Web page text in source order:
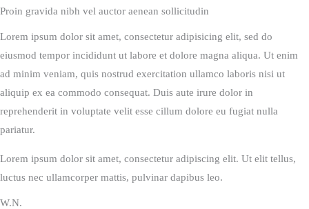
Proin gravida nibh vel auctor aenean sollicitudin
Lorem ipsum dolor sit amet, consectetur adipisicing elit, sed do
eiusmod tempor incididunt ut labore et dolore magna aliqua. Ut enim
ad minim veniam, quis nostrud exercitation ullamco laboris nisi ut
aliquip ex ea commodo consequat. Duis aute irure dolor in
reprehenderit in voluptate velit esse cillum dolore eu fugiat nulla
pariatur.
Lorem ipsum dolor sit amet, consectetur adipiscing elit. Ut elit tellus,
luctus nec ullamcorper mattis, pulvinar dapibus leo.
W.N.